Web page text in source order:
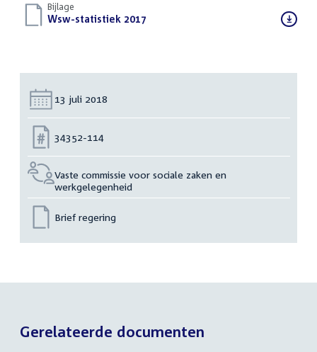
Bijlage
Download
Wsw-statistiek 2017
Datum:
13 juli 2018
Nummer:
34352-114
Vaste commissie voor sociale zaken en
werkgelegenheid
Brief regering
Gerelateerde documenten